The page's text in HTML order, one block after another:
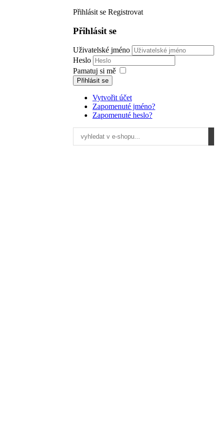
Přihlásit se Registrovat
Přihlásit se
Uživatelské jméno
Heslo
Pamatuj si mě
Přihlásit se
Vytvořit účet
Zapomenuté jméno?
Zapomenuté heslo?